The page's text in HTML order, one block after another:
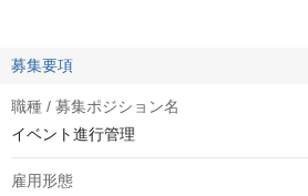
募集要項
職種 / 募集ポジション名
イベント進行管理
雇用形態